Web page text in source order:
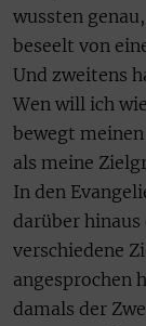
wussten
beseelt von
Und zweitens
Wen will ich
bewegt
als meine
In den
darüber hinaus
verschiedene
angesprochen
damals der